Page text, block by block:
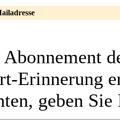
Erinnerung
geben